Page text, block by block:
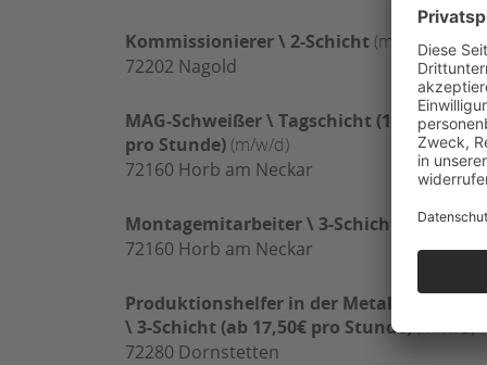
Kommissionierer \ 2-Schicht(m/w/d)
72202 Nagold
MAG-Schweißer \ Tagschicht (18€ bis 20€
pro Stunde)(m/w/d)
72160 Horb am Neckar
Montagemitarbeiter \ 3-Schicht
(m/w/d)
72160 Horb am Neckar
Produktionshelfer in der
\ 3-Schicht (ab 17,50€ pro Stunde)(m/w/d)
72280 Dornstetten